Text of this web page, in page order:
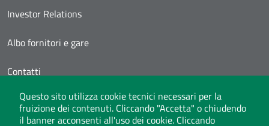
Questo sito utilizza cookie tecnici necessari per la
fruizione dei contenuti. Cliccando "Accetta" o chiudendo
il banner acconsenti all'uso dei cookie. Cliccando
Investor Relations
Albo fornitori e gare
Contatti
Area Personale